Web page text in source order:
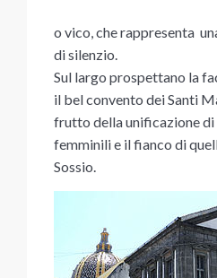
o vico, che rappresenta
di silenzio.
Sul largo prospettano la
il bel convento dei Santi
frutto della unificazione
femminili e il fianco di
Sossio.